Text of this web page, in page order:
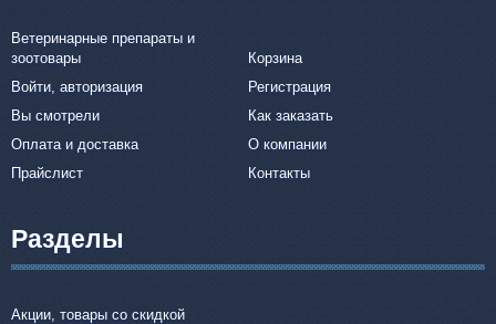
Ветеринарные препараты и
зоотовары
Корзина
Войти, авторизация
Регистрация
Вы смотрели
Как заказать
Оплата и доставка
О компании
Прайслист
Контакты
Разделы
Акции, товары со скидкой